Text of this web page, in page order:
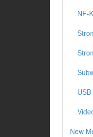
NF-
New